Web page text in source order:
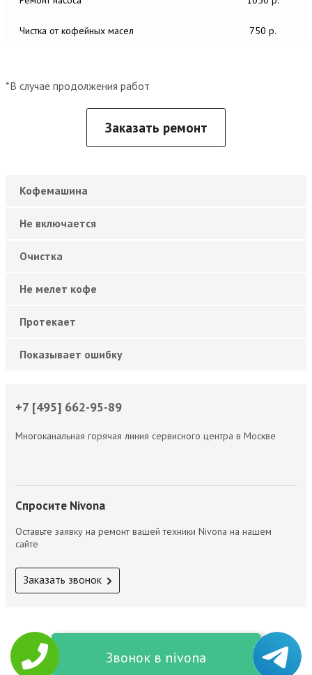
Чистка от кофейных масел 750 р.
*В случае продолжения работ
Заказать ремонт
Кофемашина
Не включается
Очистка
Не мелет кофе
Протекает
Показывает ошибку
+7 [495] 662-95-89
Многоканальная горячая линия сервисного центра в Москве
Спросите Nivona
Оставьте заявку на ремонт вашей техники Nivona на нашем
сайте
Заказать звонок
Звонок в nivona